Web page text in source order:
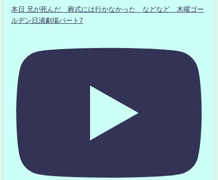
本日 兄が死んだ 葬式には行かなかった などなど 木曜ゴー
ルデン日浦劇場パート7